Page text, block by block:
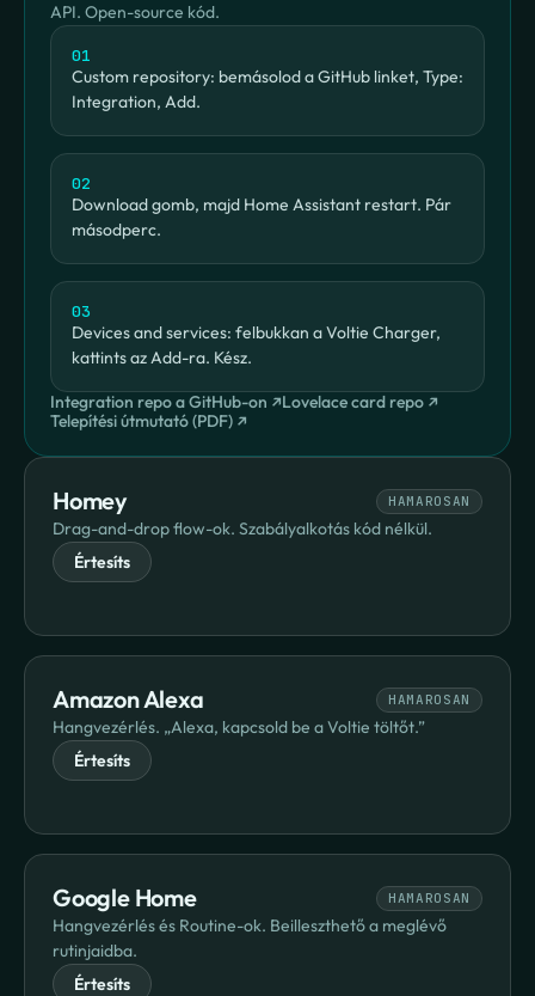
API. Open-source kód.
01
Custom repository: bemásolod a GitHub linket, Type:
Integration, Add.
02
Download gomb, majd Home Assistant restart. Pár
másodperc.
03
Devices and services: felbukkan a Voltie Charger,
kattints az Add-ra. Kész.
Integration repo a GitHub-on ↗Lovelace card repo ↗
Telepítési útmutató (PDF) ↗
Homey HAMAROSAN
Drag-and-drop flow-ok. Szabályalkotás kód nélkül.
Értesíts
Amazon Alexa HAMAROSAN
Hangvezérlés. „Alexa, kapcsold be a Voltie töltőt.”
Értesíts
Google Home HAMAROSAN
Hangvezérlés és Routine-ok. Beilleszthető a meglévő
rutinjaidba.
Értesíts